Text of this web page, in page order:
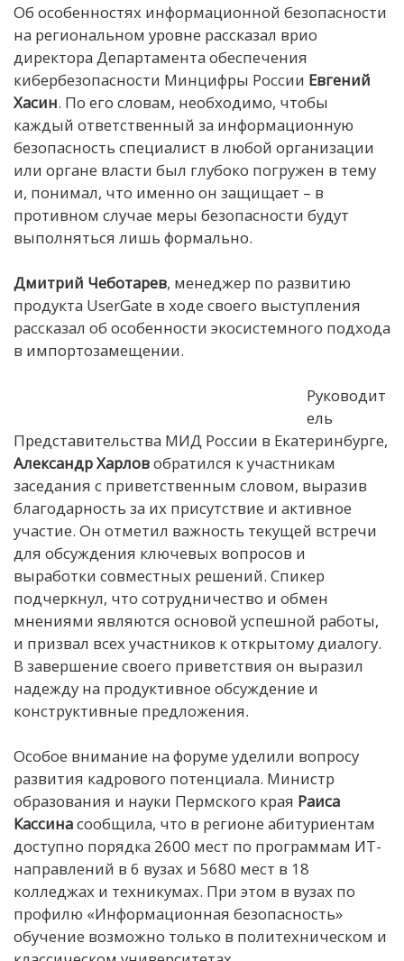
Об особенностях информационной безопасности
на региональном уровне рассказал врио
директора Департамента обеспечения
кибербезопасности Минцифры России Евгений
Хасин. По его словам, необходимо, чтобы
каждый ответственный за информационную
безопасность специалист в любой организации
или органе власти был глубоко погружен в тему
и, понимал, что именно он защищает – в
противном случае меры безопасности будут
выполняться лишь формально.
Дмитрий Чеботарев, менеджер по развитию
продукта UserGate в ходе своего выступления
рассказал об особенности экосистемного подхода
в импортозамещении.
Руководит
ель
Представительства МИД России в Екатеринбурге,
Александр Харловобратился к участникам
заседания с приветственным словом, выразив
благодарность за их присутствие и активное
участие. Он отметил важность текущей встречи
для обсуждения ключевых вопросов и
выработки совместных решений. Спикер
подчеркнул, что сотрудничество и обмен
мнениями являются основой успешной работы,
и призвал всех участников к открытому диалогу.
В завершение своего приветствия он выразил
надежду на продуктивное обсуждение и
конструктивные предложения.
Особое внимание на форуме уделили вопросу
развития кадрового потенциала. Министр
образования и науки Пермского края Раиса
Кассинасообщила, что в регионе абитуриентам
доступно порядка 2600 мест по программам ИТ-
направлений в 6 вузах и 5680 мест в 18
колледжах и техникумах. При этом в вузах по
профилю «Информационная безопасность»
обучение возможно только в политехническом и